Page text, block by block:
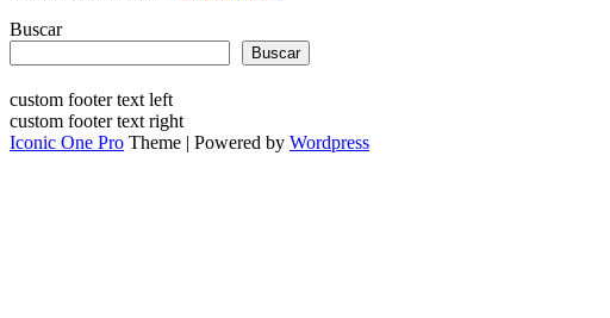
Buscar
Buscar
custom footer text left
custom footer text right
Iconic One Pro Theme | Powered by Wordpress